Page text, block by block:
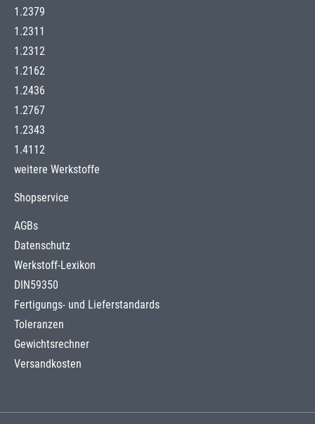
1.2379
1.2311
1.2312
1.2162
1.2436
1.2767
1.2343
1.4112
weitere Werkstoffe
Shopservice
AGBs
Datenschutz
Werkstoff-Lexikon
DIN59350
Fertigungs- und Lieferstandards
Toleranzen
Gewichtsrechner
Versandkosten